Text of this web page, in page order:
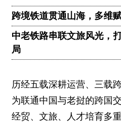
跨境铁道贯通山海，多维
中老铁路串联文旅风光，
局
历经五载深耕运营、三载
为联通中国与老挝的跨国
经贸、文旅、人才培育多